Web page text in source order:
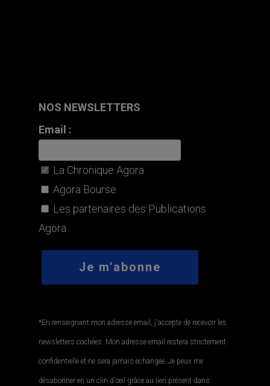
NOS NEWSLETTERS
Email :
La Chronique Agora
Agora Bourse
Les partenaires des Publications
Agora
*En renseignant mon adresse email, j'accepte de recevoir les
newsletters cochées. Mon adresse email restera strictement
confidentielle et ne sera jamais échangée. Je peux me
désabonner en un clin d'œil grâce au lien présent dans